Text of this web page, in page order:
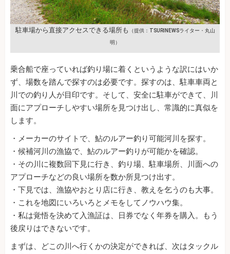
駐車場から直接アクセスできる場所も （提供：TSURINEWSライター・丸山
明）
乗合船で座っていれば釣り場に着くというような訳にはいか
ず、場数を踏んで探すのは必要です。探すのは、駐車車両と
川での釣り人が目印です。そして、安全に駐車ができて、川
面にアプローチしやすい場所を見つけ出し、常識的に真似を
します。
・メーカーのサイトで、鮎のルアー釣り可能河川を探す。
・候補河川の漁協で、鮎のルアー釣りが可能かを確認。
・その川に複数回下見に行き、釣り場、駐車場所、川面への
アプローチなどの良い場所を数か所見つけ出す。
・下見では、漁協やおとり店に行き、教えを乞うのも大事。
・これを地図にいろいろとメモをしてノウハウ集。
・私は覚悟を決めて入漁証は、日券でなく年券を購入。もう
後戻りはできないです。
まずは、どこの川へ行くかの決定ができれば、次はタックル